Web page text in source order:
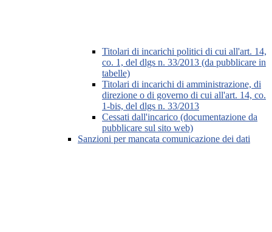
Titolari di incarichi politici di cui all'art. 14,
co. 1, del dlgs n. 33/2013 (da pubblicare in
tabelle)
Titolari di incarichi di amministrazione, di
direzione o di governo di cui all'art. 14, co.
1-bis, del dlgs n. 33/2013
Cessati dall'incarico (documentazione da
pubblicare sul sito web)
Sanzioni per mancata comunicazione dei dati